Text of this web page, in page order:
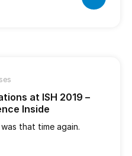
at ISH 2019 –
Inside
was that time again.